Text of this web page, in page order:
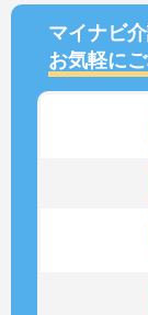
マイナビ
お気軽に